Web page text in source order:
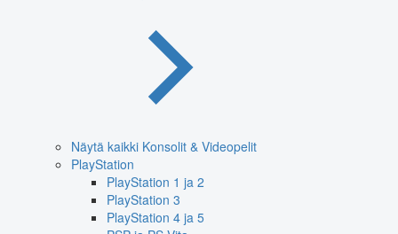
Näytä kaikki Konsolit & Videopelit
PlayStation
PlayStation 1 ja 2
PlayStation 3
PlayStation 4 ja 5